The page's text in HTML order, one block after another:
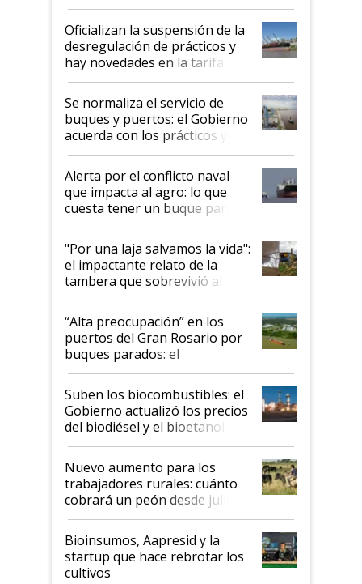
Oficializan la suspensión de la
desregulación de prácticos y
hay novedades en la tarifa de
la hidrovía
Se normaliza el servicio de
buques y puertos: el Gobierno
acuerda con los prácticos y
suspende el decreto de
desregulación
Alerta por el conflicto naval
que impacta al agro: lo que
cuesta tener un buque parado
y el peligro de que Argentina
pase a ser "país sucio"
"Por una laja salvamos la vida":
el impactante relato de la
tambera que sobrevivió al
tornado
“Alta preocupación” en los
puertos del Gran Rosario por
buques parados: el
funcionamiento de las
exportadoras en tensión tras
la medida de fuerza de los
prácticos
Suben los biocombustibles: el
Gobierno actualizó los precios
del biodiésel y el bioetanol
Nuevo aumento para los
trabajadores rurales: cuánto
cobrará un peón desde julio
Bioinsumos, Aapresid y la
startup que hace rebrotar los
cultivos